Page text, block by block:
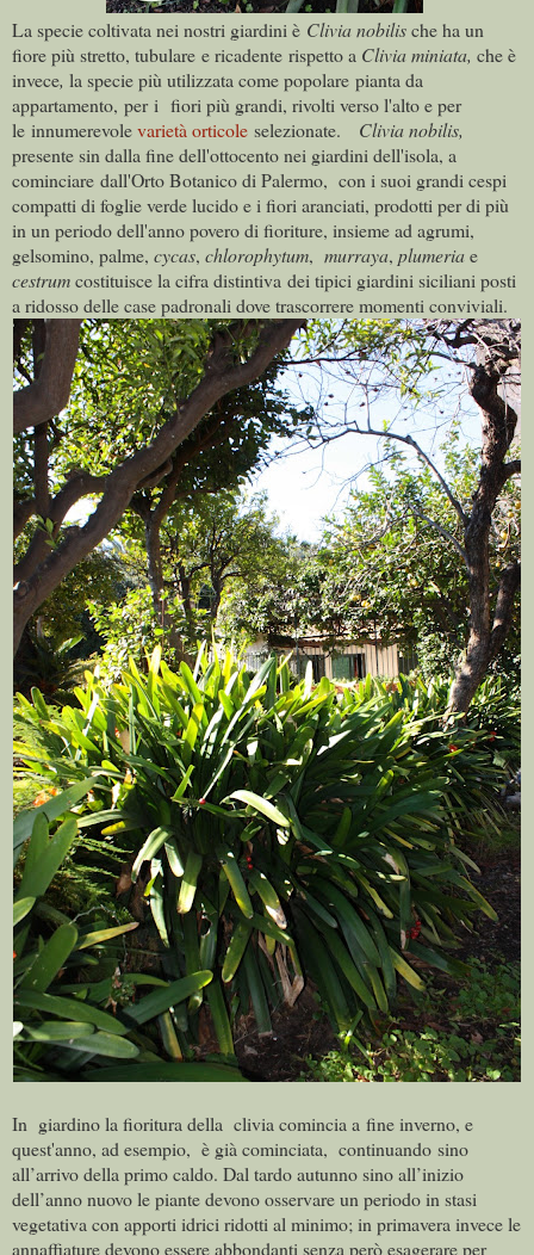
La specie coltivata nei nostri giardini è Clivia nobilische ha un
fiore più stretto, tubulare e ricadente rispetto a Clivia miniata, che è
invece, la specie più utilizzata come popolare pianta da
appartamento, per i fiori più grandi, rivolti verso l'alto e per
le innumerevolevarietà orticole selezionate. Clivia nobilis,
presente sin dalla fine dell'ottocento nei giardini dell'isola, a
cominciare dall'Orto Botanico di Palermo, con i suoi grandi cespi
compatti di foglie verde lucido e i fiori aranciati, prodotti per di più
in un periodo dell'anno povero di fioriture, insieme ad agrumi,
gelsomino, palme, cycas, chlorophytum, murraya, plumeriae
cestrumcostituisce la cifra distintiva dei tipici giardini siciliani posti
a ridosso delle case padronali dove trascorrere momenti conviviali.
In giardino la fioritura della clivia comincia a fine inverno, e
quest'anno, ad esempio, è già cominciata, continuando sino
all’arrivo della primo caldo. Dal tardo autunno sino all’inizio
dell’anno nuovo le piante devono osservare un periodo in stasi
vegetativa con apporti idrici ridotti al minimo; in primavera invece le
annaffiature devono essere abbondanti senza però esagerare per